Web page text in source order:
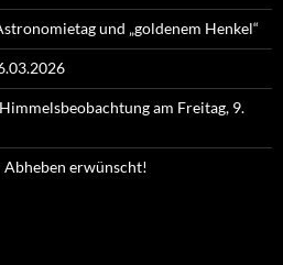
und „goldenem Henkel“
am Freitag, 9.
erwünscht!